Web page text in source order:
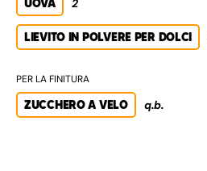
UOVA 2
LIEVITO IN POLVERE PER DOLCI
PER LA FINITURA
ZUCCHERO A VELO q.b.